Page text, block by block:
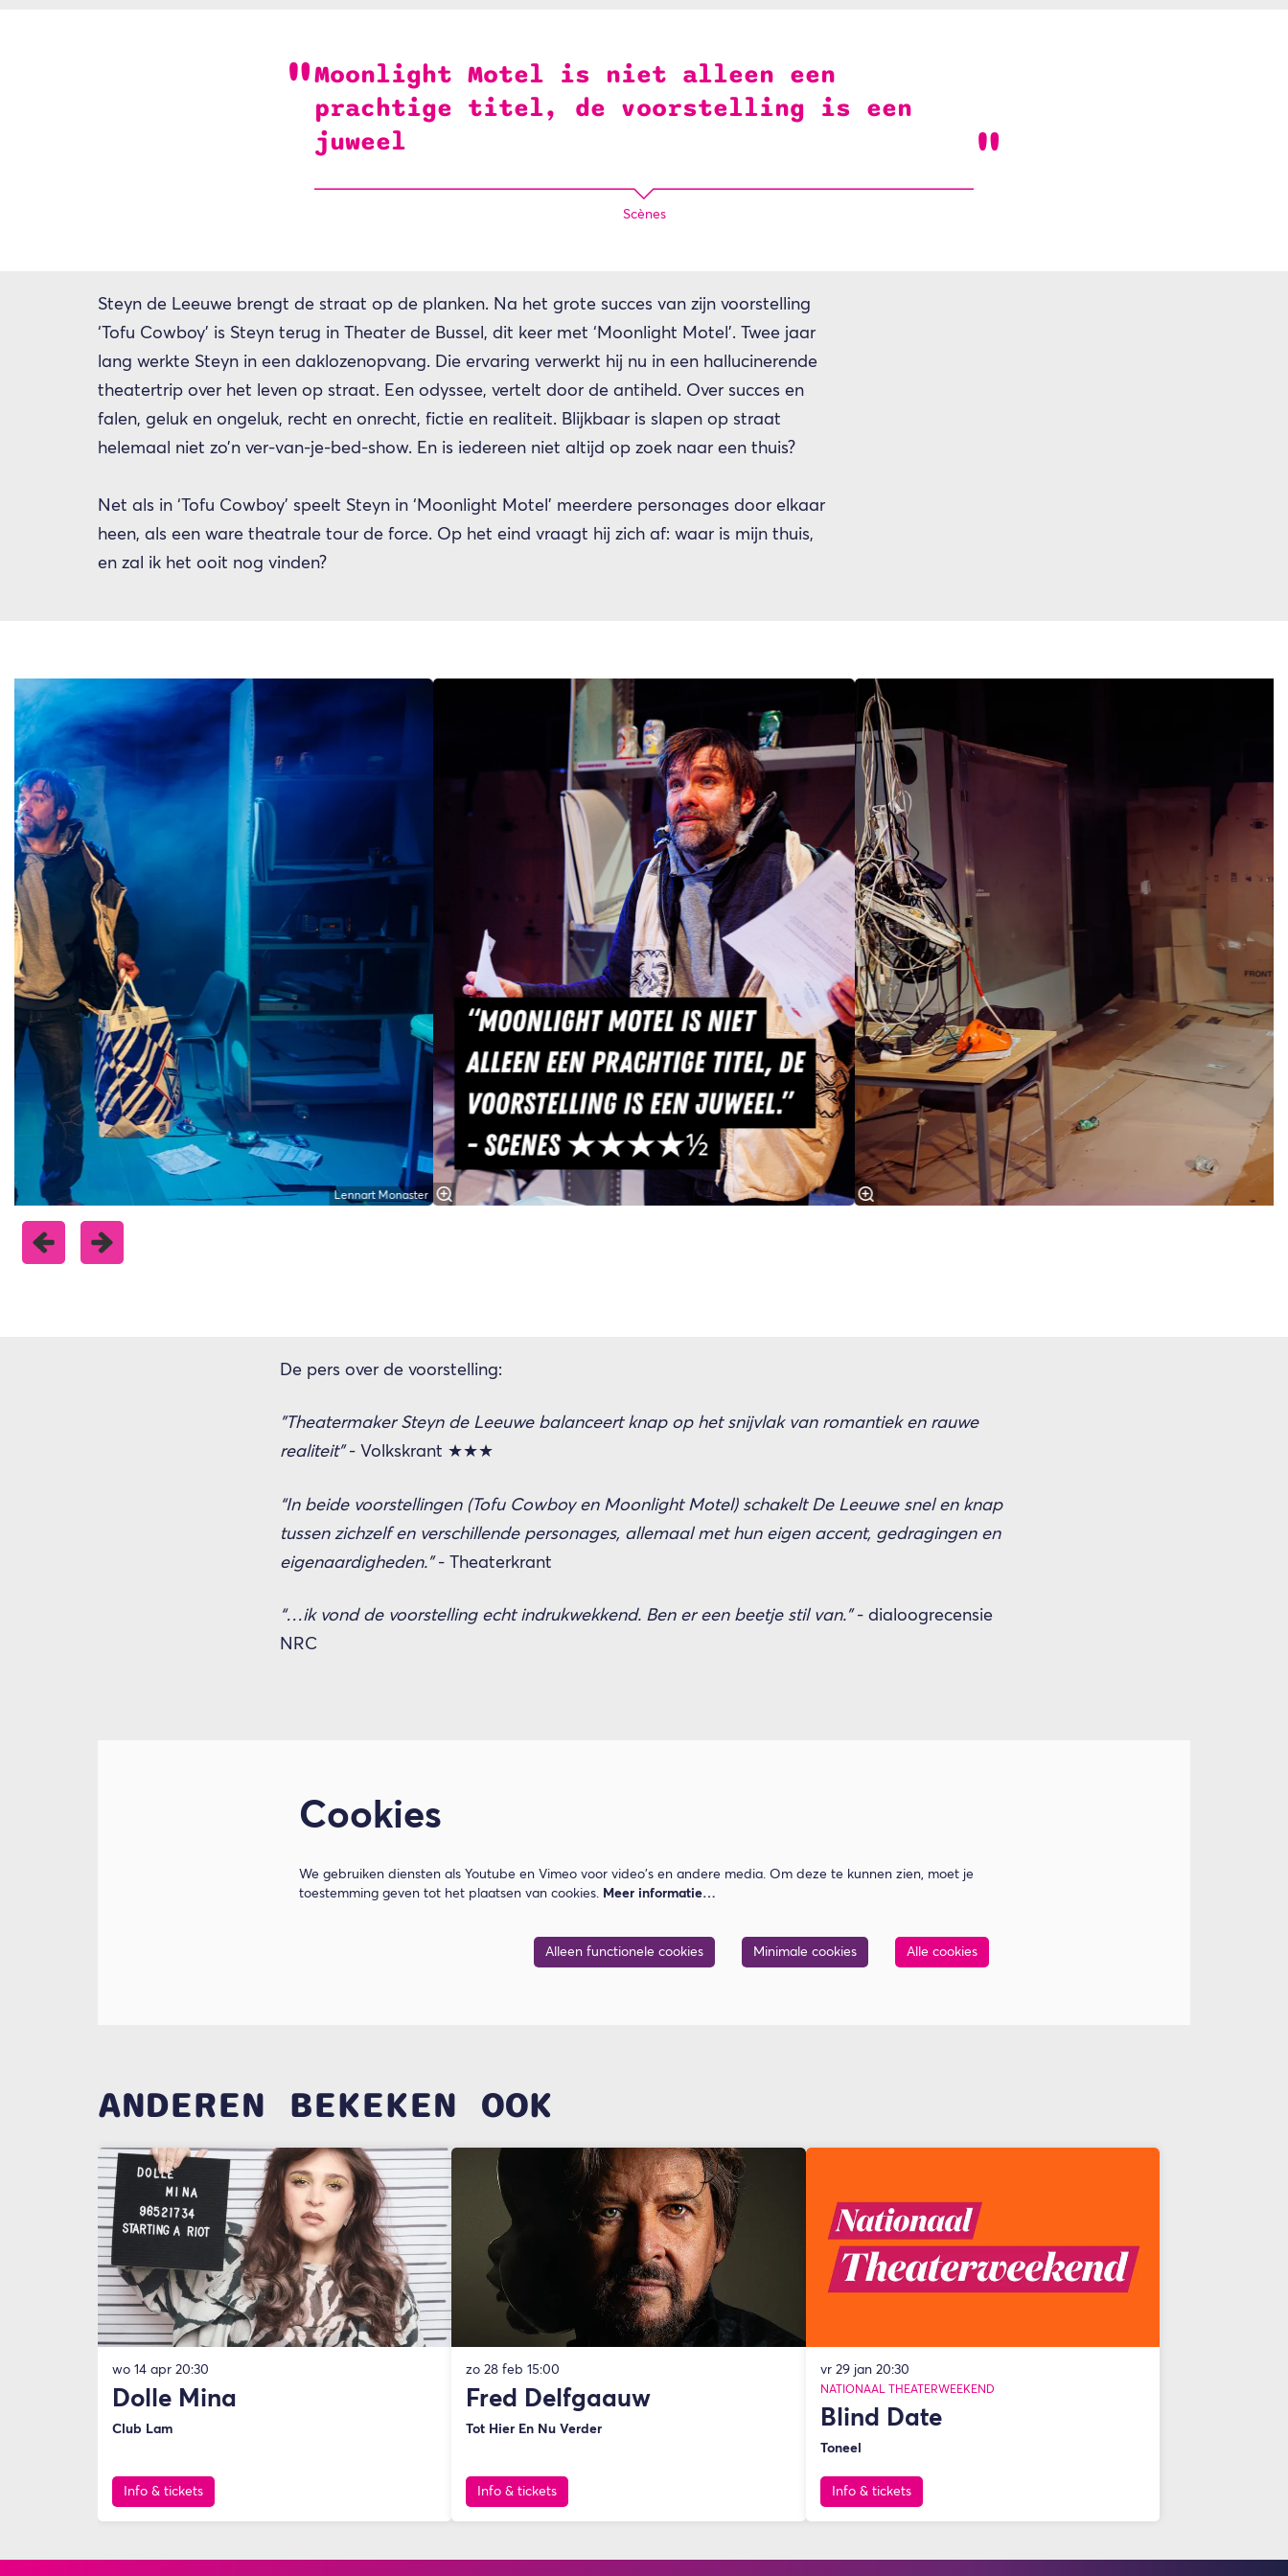
Moonlight Motel is niet alleen een
prachtige titel, de voorstelling is een
juweel
Scènes
Steyn de Leeuwe brengt de straat op de planken. Na het grote succes van zijn voorstelling
‘Tofu Cowboy’ is Steyn terug in Theater de Bussel, dit keer met ‘Moonlight Motel’. Twee jaar
lang werkte Steyn in een daklozenopvang. Die ervaring verwerkt hij nu in een hallucinerende
theatertrip over het leven op straat. Een odyssee, vertelt door de antiheld. Over succes en
falen, geluk en ongeluk, recht en onrecht, fictie en realiteit. Blijkbaar is slapen op straat
helemaal niet zo’n ver-van-je-bed-show. En is iedereen niet altijd op zoek naar een thuis?
Net als in ‘Tofu Cowboy’ speelt Steyn in ‘Moonlight Motel’ meerdere personages door elkaar
heen, als een ware theatrale tour de force. Op het eind vraagt hij zich af: waar is mijn thuis,
en zal ik het ooit nog vinden?
Overslaan
Lennart Monaster
De pers over de voorstelling:
"Theatermaker Steyn de Leeuwe balanceert knap op het snijvlak van romantiek en rauwe
realiteit" - Volkskrant ★★★
“In beide voorstellingen (Tofu Cowboy en Moonlight Motel) schakelt De Leeuwe snel en knap
tussen zichzelf en verschillende personages, allemaal met hun eigen accent, gedragingen en
eigenaardigheden.” - Theaterkrant
“…ik vond de voorstelling echt indrukwekkend. Ben er een beetje stil van.”- dialoogrecensie
NRC
Cookies
We gebruiken diensten als Youtube en Vimeo voor video's en andere media. Om deze te kunnen zien, moet je
toestemming geven tot het plaatsen van cookies. Meer informatie…
Alleen functionele cookies Minimale cookies Alle cookies
ANDEREN BEKEKEN OOK
Dolle Mina
Club Lam
wo 14 apr 20:30
Info & tickets
Fred Delfgaauw
Tot Hier En Nu Verder
zo 28 feb15:00
Info & tickets
Blind Date
Toneel
NATIONAAL THEATERWEEKEND
vr 29 jan 20:30
Info & tickets